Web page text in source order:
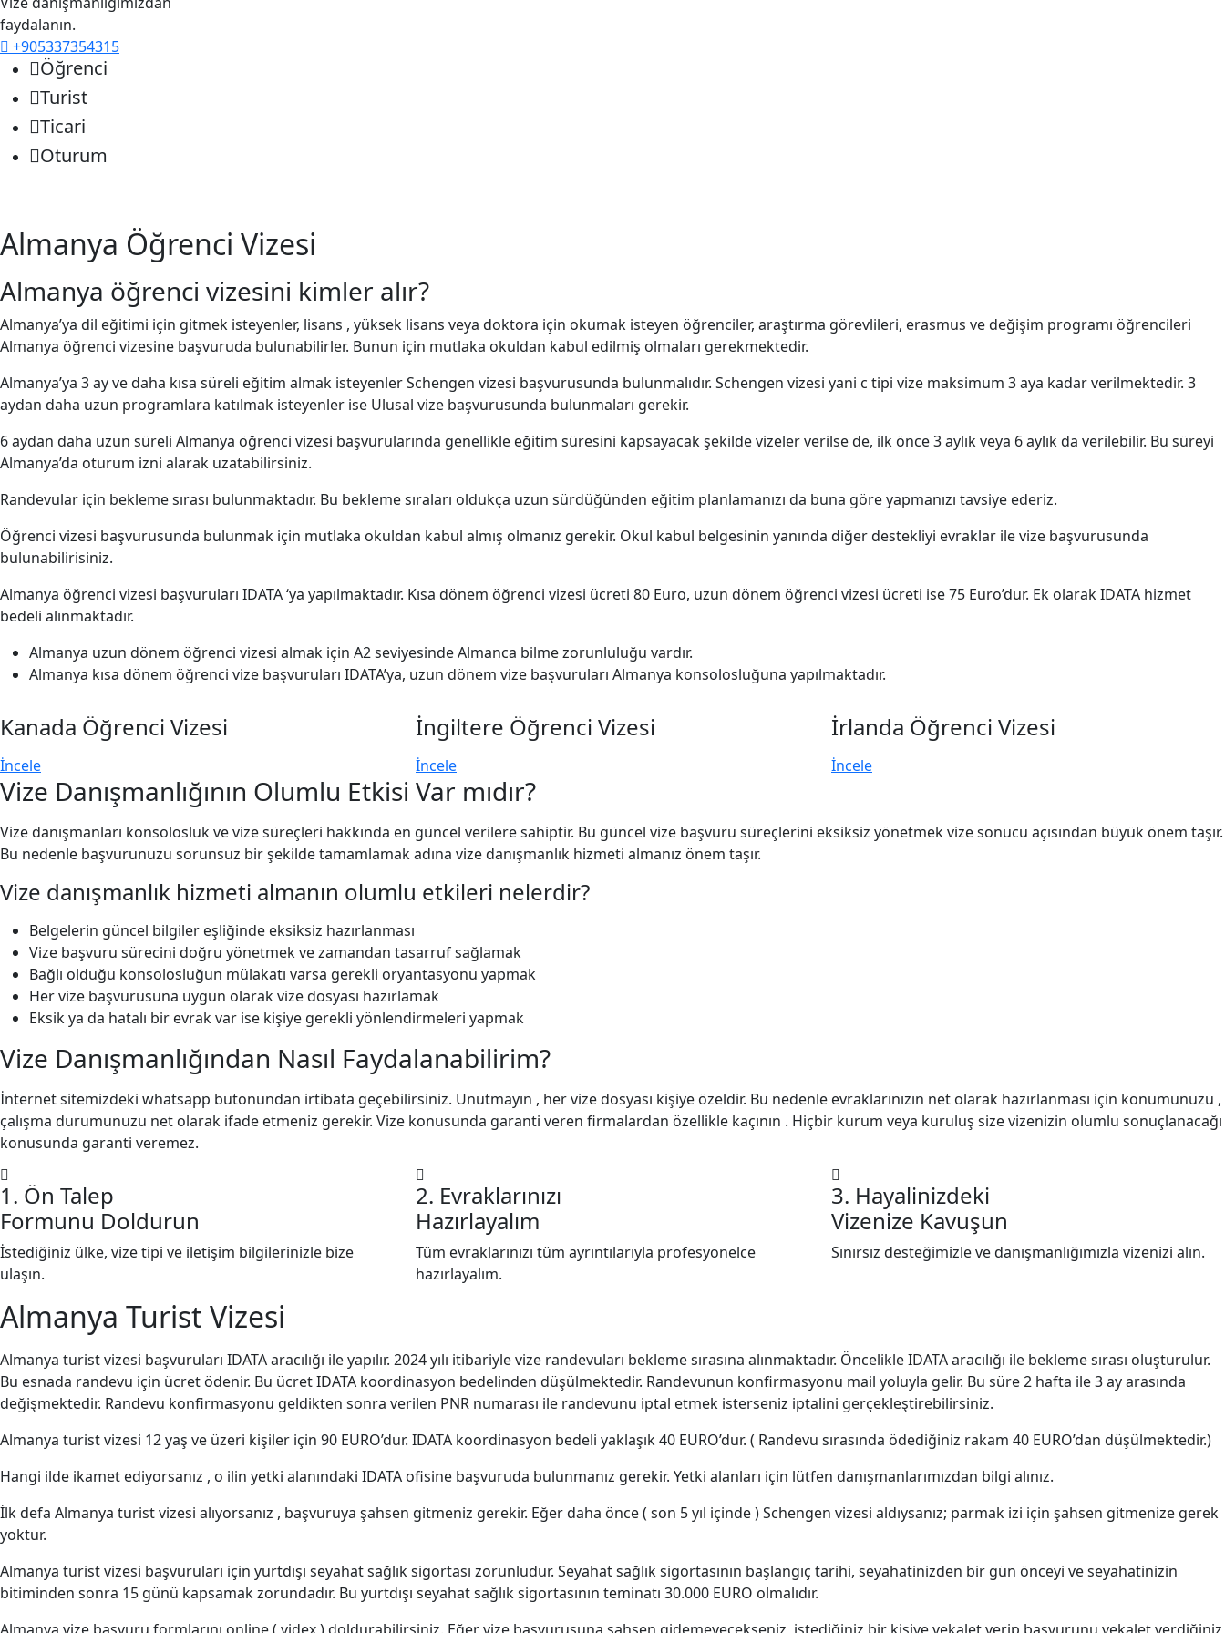
faydalanın.
+905337354315
Öğrenci
Turist
Ticari
Oturum
Almanya Öğrenci Vizesi
Almanya öğrenci vizesini kimler alır?
Almanya’ya dil eğitimi için gitmek isteyenler, lisans , yüksek lisans veya doktora için okumak isteyen öğrenciler, araştırma görevlileri, erasmus ve değişim programı öğrencileri
Almanya öğrenci vizesine başvuruda bulunabilirler. Bunun için mutlaka okuldan kabul edilmiş olmaları gerekmektedir.
Almanya’ya 3 ay ve daha kısa süreli eğitim almak isteyenler Schengen vizesi başvurusunda bulunmalıdır. Schengen vizesi yani c tipi vize maksimum 3 aya kadar verilmektedir. 3
aydan daha uzun programlara katılmak isteyenler ise Ulusal vize başvurusunda bulunmaları gerekir.
6 aydan daha uzun süreli Almanya öğrenci vizesi başvurularında genellikle eğitim süresini kapsayacak şekilde vizeler verilse de, ilk önce 3 aylık veya 6 aylık da verilebilir. Bu süreyi
Almanya’da oturum izni alarak uzatabilirsiniz.
Randevular için bekleme sırası bulunmaktadır. Bu bekleme sıraları oldukça uzun sürdüğünden eğitim planlamanızı da buna göre yapmanızı tavsiye ederiz.
Öğrenci vizesi başvurusunda bulunmak için mutlaka okuldan kabul almış olmanız gerekir. Okul kabul belgesinin yanında diğer destekliyi evraklar ile vize başvurusunda
bulunabilirisiniz.
Almanya öğrenci vizesi başvuruları IDATA ‘ya yapılmaktadır. Kısa dönem öğrenci vizesi ücreti 80 Euro, uzun dönem öğrenci vizesi ücreti ise 75 Euro’dur. Ek olarak IDATA hizmet
bedeli alınmaktadır.
Almanya uzun dönem öğrenci vizesi almak için A2 seviyesinde Almanca bilme zorunluluğu vardır.
Almanya kısa dönem öğrenci vize başvuruları IDATA’ya, uzun dönem vize başvuruları Almanya konsolosluğuna yapılmaktadır.
Kanada Öğrenci Vizesi
İncele
İngiltere Öğrenci Vizesi
İncele
İrlanda Öğrenci Vizesi
İncele
Vize Danışmanlığının Olumlu Etkisi Var mıdır?
Vize danışmanları konsolosluk ve vize süreçleri hakkında en güncel verilere sahiptir. Bu güncel vize başvuru süreçlerini eksiksiz yönetmek vize sonucu açısından büyük önem taşır.
Bu nedenle başvurunuzu sorunsuz bir şekilde tamamlamak adına vize danışmanlık hizmeti almanız önem taşır.
Vize danışmanlık hizmeti almanın olumlu etkileri nelerdir?
Belgelerin güncel bilgiler eşliğinde eksiksiz hazırlanması
Vize başvuru sürecini doğru yönetmek ve zamandan tasarruf sağlamak
Bağlı olduğu konsolosluğun mülakatı varsa gerekli oryantasyonu yapmak
Her vize başvurusuna uygun olarak vize dosyası hazırlamak
Eksik ya da hatalı bir evrak var ise kişiye gerekli yönlendirmeleri yapmak
Vize Danışmanlığından Nasıl Faydalanabilirim?
İnternet sitemizdeki whatsapp butonundan irtibata geçebilirsiniz. Unutmayın , her vize dosyası kişiye özeldir. Bu nedenle evraklarınızın net olarak hazırlanması için konumunuzu ,
çalışma durumunuzu net olarak ifade etmeniz gerekir. Vize konusunda garanti veren firmalardan özellikle kaçının . Hiçbir kurum veya kuruluş size vizenizin olumlu sonuçlanacağı
konusunda garanti veremez.
1. Ön Talep
Formunu Doldurun
İstediğiniz ülke, vize tipi ve iletişim bilgilerinizle bize
ulaşın.
2. Evraklarınızı
Hazırlayalım
Tüm evraklarınızı tüm ayrıntılarıyla profesyonelce
hazırlayalım.
3. Hayalinizdeki
Vizenize Kavuşun
Sınırsız desteğimizle ve danışmanlığımızla vizenizi alın.
Almanya Turist Vizesi
Almanya turist vizesi başvuruları IDATA aracılığı ile yapılır. 2024 yılı itibariyle vize randevuları bekleme sırasına alınmaktadır. Öncelikle IDATA aracılığı ile bekleme sırası oluşturulur.
Bu esnada randevu için ücret ödenir. Bu ücret IDATA koordinasyon bedelinden düşülmektedir. Randevunun konfirmasyonu mail yoluyla gelir. Bu süre 2 hafta ile 3 ay arasında
değişmektedir. Randevu konfirmasyonu geldikten sonra verilen PNR numarası ile randevunu iptal etmek isterseniz iptalini gerçekleştirebilirsiniz.
Almanya turist vizesi 12 yaş ve üzeri kişiler için 90 EURO’dur. IDATA koordinasyon bedeli yaklaşık 40 EURO’dur. ( Randevu sırasında ödediğiniz rakam 40 EURO’dan düşülmektedir.)
Hangi ilde ikamet ediyorsanız , o ilin yetki alanındaki IDATA ofisine başvuruda bulunmanız gerekir. Yetki alanları için lütfen danışmanlarımızdan bilgi alınız.
İlk defa Almanya turist vizesi alıyorsanız , başvuruya şahsen gitmeniz gerekir. Eğer daha önce ( son 5 yıl içinde ) Schengen vizesi aldıysanız; parmak izi için şahsen gitmenize gerek
yoktur.
Almanya turist vizesi başvuruları için yurtdışı seyahat sağlık sigortası zorunludur. Seyahat sağlık sigortasının başlangıç tarihi, seyahatinizden bir gün önceyi ve seyahatinizin
bitiminden sonra 15 günü kapsamak zorundadır. Bu yurtdışı seyahat sağlık sigortasının teminatı 30.000 EURO olmalıdır.